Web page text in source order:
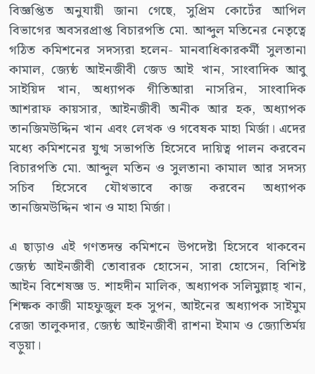
বিজ্ঞপ্তিত অনুযায়ী জানা গেছে, সুপ্রিম কোর্টের আপিল
বিভাগের অবসরপ্রাপ্ত বিচারপতি মো. আব্দুল মতিনের নেতৃত্বে
গঠিত কমিশনের সদস্যরা হলেন- মানবাধিকারকর্মী সুলতানা
কামাল, জ্যেষ্ঠ আইনজীবী জেড আই খান, সাংবাদিক আবু
সাইয়িদ খান, অধ্যাপক গীতিআরা নাসরিন, সাংবাদিক
আশরাফ কায়সার, আইনজীবী অনীক আর হক, অধ্যাপক
তানজিমউদ্দিন খান এবং লেখক ও গবেষক মাহা মির্জা। এদের
মধ্যে কমিশনের যুগ্ম সভাপতি হিসেবে দায়িত্ব পালন করবেন
বিচারপতি মো. আব্দুল মতিন ও সুলতানা কামাল আর সদস্য
সচিব হিসেবে যৌথভাবে কাজ করবেন অধ্যাপক
তানজিমউদ্দিন খান ও মাহা মির্জা।
এ ছাড়াও এই গণতদন্ত কমিশনে উপদেষ্টা হিসেবে থাকবেন
জ্যেষ্ঠ আইনজীবী তোবারক হোসেন, সারা হোসেন, বিশিষ্ট
আইন বিশেষজ্ঞ ড. শাহদীন মালিক, অধ্যাপক সলিমুল্লাহ্ খান,
শিক্ষক কাজী মাহফুজুল হক সুপন, আইনের অধ্যাপক সাইমুম
রেজা তালুকদার, জ্যেষ্ঠ আইনজীবী রাশনা ইমাম ও জ্যোতির্ময়
বড়ুয়া।